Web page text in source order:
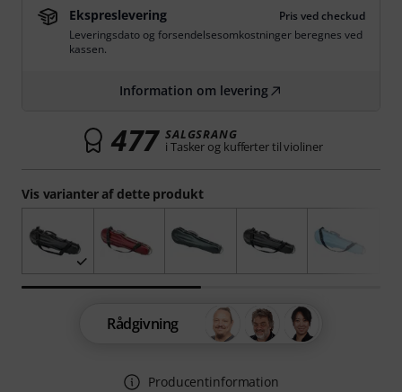
Vis varianter af dette produkt
Ekspreslevering
Pris ved checkud
Leveringsdato og forsendelsesomkostninger beregnes ved
kassen.
Information om levering
477 SALGSRANG
i Tasker og kufferter til violiner
Rådgivning
Producentinformation